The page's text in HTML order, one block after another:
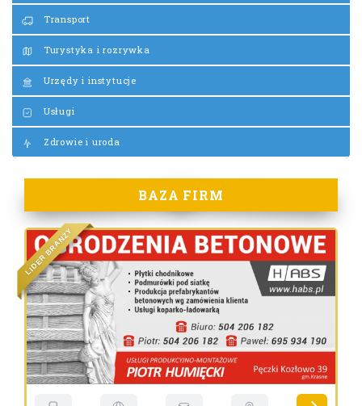
Transport
Turystyka i rozrywka
Urzędy i instytucje
Usługi
Zdrowie i uroda
BAZA FIRM
LI
DER
BRANŻ
Y